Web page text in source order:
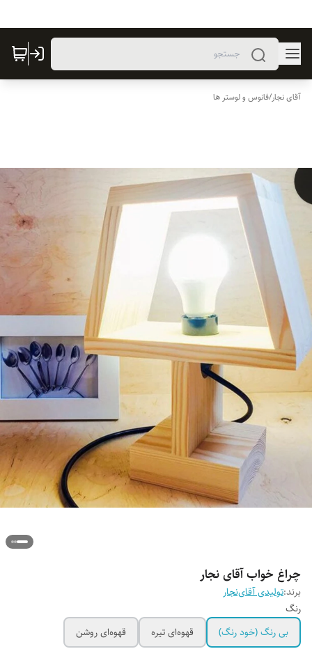
آقای نجار/فانوس و لوستر ها
چراغ خواب آقای نجار
برند:تولیدی آقای‌نجار
رنگ
بی رنگ (خود رنگ)
قهوه‌ای تیره قهوه‌ای روشن